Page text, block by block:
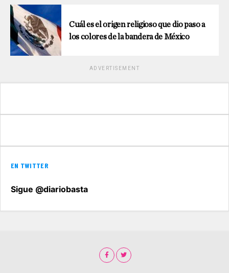
Cuál es el origen religioso que dio paso a
los colores de la bandera de México
ADVERTISEMENT
EN TWITTER
Sigue @diariobasta